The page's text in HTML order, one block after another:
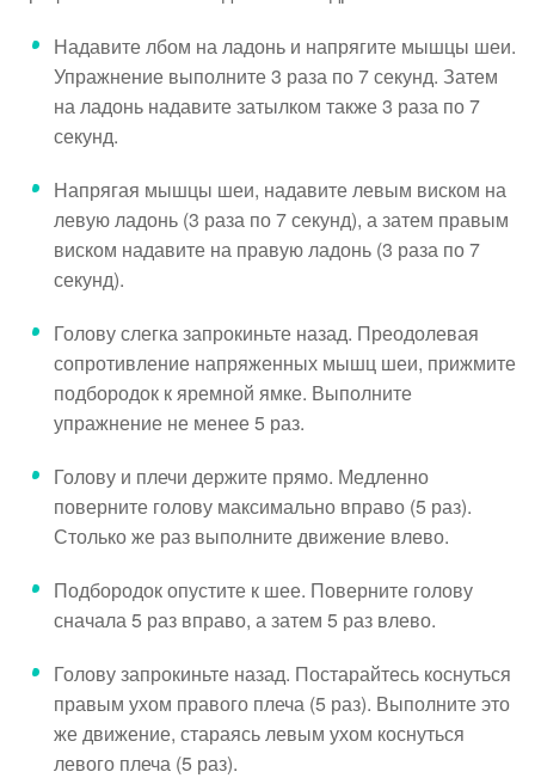
Надавите лбом на ладонь и напрягите мышцы шеи.
Упражнение выполните 3 раза по 7 секунд. Затем
на ладонь надавите затылком также 3 раза по 7
секунд.
Напрягая мышцы шеи, надавите левым виском на
левую ладонь (3 раза по 7 секунд), а затем правым
виском надавите на правую ладонь (3 раза по 7
секунд).
Голову слегка запрокиньте назад. Преодолевая
сопротивление напряженных мышц шеи, прижмите
подбородок к яремной ямке. Выполните
упражнение не менее 5 раз.
Голову и плечи держите прямо. Медленно
поверните голову максимально вправо (5 раз).
Столько же раз выполните движение влево.
Подбородок опустите к шее. Поверните голову
сначала 5 раз вправо, а затем 5 раз влево.
Голову запрокиньте назад. Постарайтесь коснуться
правым ухом правого плеча (5 раз). Выполните это
же движение, стараясь левым ухом коснуться
левого плеча (5 раз).